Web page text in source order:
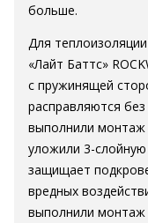
больше.
Для
«Лайт Баттс»
с пружинящей
расправляются
выполнили монтаж
уложили 3-
защищает
вредных
выполнили монтаж